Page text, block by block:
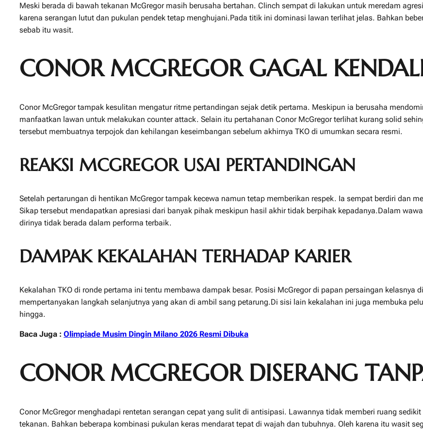
Meski berada di bawah tekanan McGregor masih berusaha bertahan. Clinch sempat di lakukan untuk meredam
karena serangan lutut dan pukulan pendek tetap menghujani.Pada titik ini dominasi lawan terlihat jelas. Bahkan
sebab itu wasit.
CONOR MCGREGOR GAGAL
Conor McGregor tampak kesulitan mengatur ritme pertandingan sejak detik pertama. Meskipun ia berusaha
manfaatkan lawan untuk melakukan counter attack. Selain itu pertahanan Conor McGregor terlihat kurang solid
tersebut membuatnya terpojok dan kehilangan keseimbangan sebelum akhirnya TKO di umumkan secara resmi.
REAKSI MCGREGOR USAI PERTANDINGAN
Setelah pertarungan di hentikan McGregor tampak kecewa namun tetap memberikan respek. Ia sempat berdiri dan
Sikap tersebut mendapatkan apresiasi dari banyak pihak meskipun hasil akhir tidak berpihak kepadanya.Dalam
dirinya tidak berada dalam performa terbaik.
DAMPAK KEKALAHAN TERHADAP KARIER
Kekalahan TKO di ronde pertama ini tentu membawa dampak besar. Posisi McGregor di papan persaingan
mempertanyakan langkah selanjutnya yang akan di ambil sang petarung.Di sisi lain kekalahan ini juga membuka
hingga.
Baca Juga : Olimpiade Musim Dingin Milano 2026 Resmi Dibuka
CONOR MCGREGOR DISERANG
Conor McGregor menghadapi rentetan serangan cepat yang sulit di antisipasi. Lawannya tidak memberi ruang
tekanan. Bahkan beberapa kombinasi pukulan keras mendarat tepat di wajah dan tubuhnya. Oleh karena itu wasit